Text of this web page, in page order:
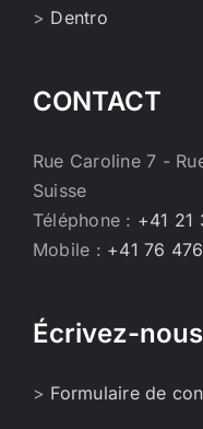
> Dentro
CONTACT
Rue Caroline 7 -
Suisse
Téléphone : +41 21
Mobile : +41 76
Écrivez-nous
> Formulaire de